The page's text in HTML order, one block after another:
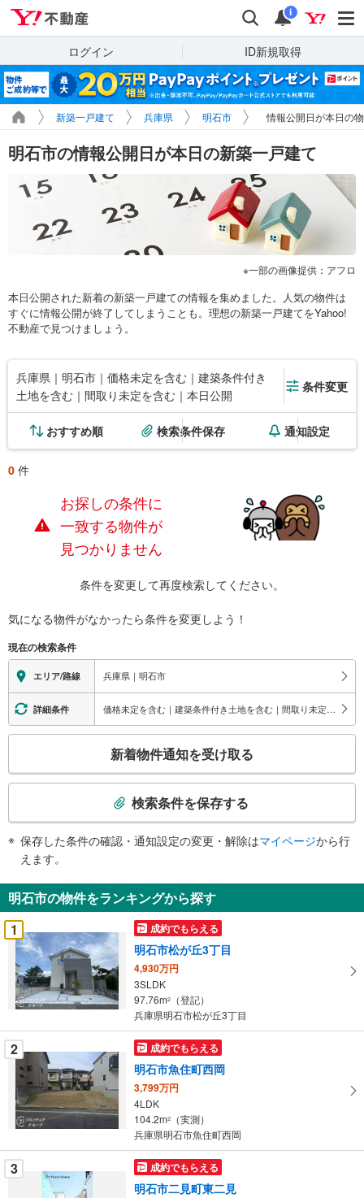
検索 通知
i
ログイン ID新規取得
新築一戸建て 兵庫県 明石市 情報公開日が本日の
明石市の情報公開日が本日の新築一戸建て
一部の画像提供：アフロ
本日公開された新着の新築一戸建ての情報を集めました。人気の物件は
すぐに情報公開が終了してしまうことも。理想の新築一戸建てをYahoo!
不動産で見つけましょう。
兵庫県｜明石市｜価格未定を含む｜建築条件付き
土地を含む｜間取り未定を含む｜本日公開
条件変更
おすすめ順 検索条件保存 通知設定
0 件
お探しの条件に
一致する物件が
見つかりません
条件を変更して再度検索してください。
気になる物件がなかったら条件を変更しよう！
現在の検索条件
エリア/路線 兵庫県｜明石市
詳細条件 価格未定を含む｜建築条件付き土地を含む｜間取り未定を含む｜本日公開
検
知
を
受
け
る
・
条
件
を
マ
イ
ペ
ー
に
保
新着物件通知を受け取る
検索条件を保存する
保存した条件の確認・通知設定の変更・解除はマイページから行
えます。
明石市の物件をランキングから探す
1
成約でもらえる
明石市松が丘3丁目
4,930万円
3SLDK
97.76m2
（登記）
兵庫県明石市松が丘3丁目
2 成約でもらえる
明石市魚住町西岡
3,799万円
4LDK
104.2m2
（実測）
兵庫県明石市魚住町西岡
3 成約でもらえる
明石市二見町東二見